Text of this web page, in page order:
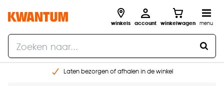
winkels account winkelwagen menu
Laten bezorgen of afhalen in de winkel